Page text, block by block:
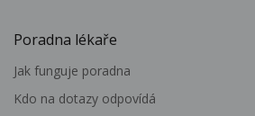
Poradna lékaře
Jak funguje poradna
Kdo na dotazy odpovídá